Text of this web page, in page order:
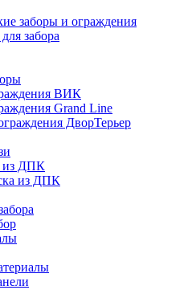
заборы и ограждения
забора
ВИК
Grand Line
ДворТерьер
из ДПК
из ДПК